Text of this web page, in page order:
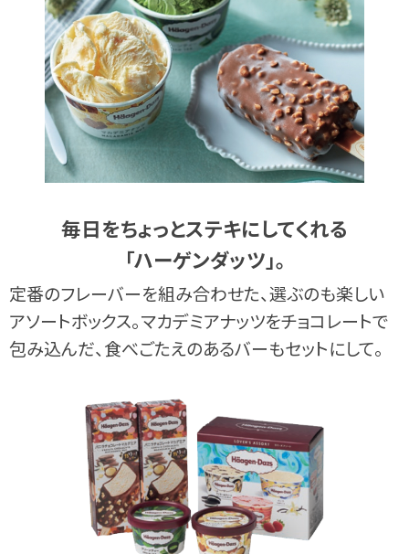
毎日をちょっとステキにしてくれる
「ハーゲンダッツ」。
定番のフレーバーを組み合わせた、選ぶのも楽しい
アソートボックス。マカデミアナッツをチョコレートで
包み込んだ、食べごたえのあるバーもセットにして。